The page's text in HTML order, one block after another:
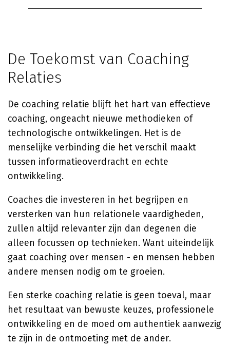
De Toekomst van Coaching
Relaties
De coaching relatie blijft het hart van effectieve
coaching, ongeacht nieuwe methodieken of
technologische ontwikkelingen. Het is de
menselijke verbinding die het verschil maakt
tussen informatieoverdracht en echte
ontwikkeling.
Coaches die investeren in het begrijpen en
versterken van hun relationele vaardigheden,
zullen altijd relevanter zijn dan degenen die
alleen focussen op technieken. Want uiteindelijk
gaat coaching over mensen - en mensen hebben
andere mensen nodig om te groeien.
Een sterke coaching relatie is geen toeval, maar
het resultaat van bewuste keuzes, professionele
ontwikkeling en de moed om authentiek aanwezig
te zijn in de ontmoeting met de ander.